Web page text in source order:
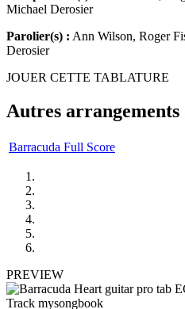
Michael Derosier
Parolier(s) : Ann Wilson, Roger
Derosier
JOUER CETTE TABLATURE
Autres arrangements
Barracuda Full Score
PREVIEW